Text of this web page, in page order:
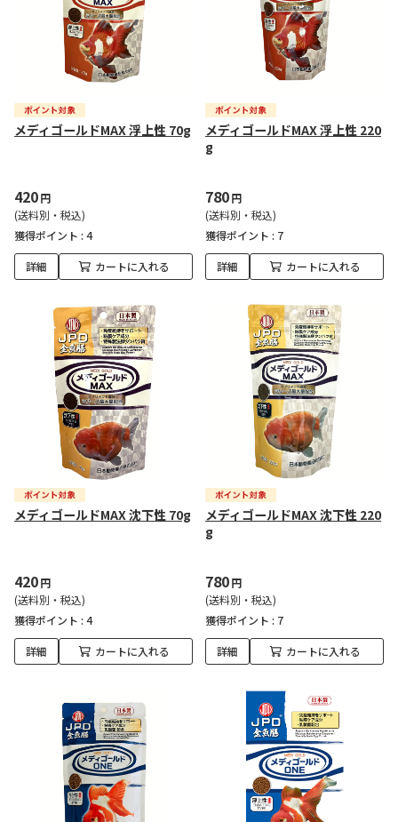
メディゴールドMAX 浮上性 70g
420円
(送料別・税込)
獲得ポイント : 4
詳細 カートに入れる
メディゴールドMAX 浮上性 220
g
780円
(送料別・税込)
獲得ポイント : 7
詳細 カートに入れる
メディゴールドMAX 沈下性 70g
420円
(送料別・税込)
獲得ポイント : 4
詳細 カートに入れる
メディゴールドMAX 沈下性 220
g
780円
(送料別・税込)
獲得ポイント : 7
詳細 カートに入れる